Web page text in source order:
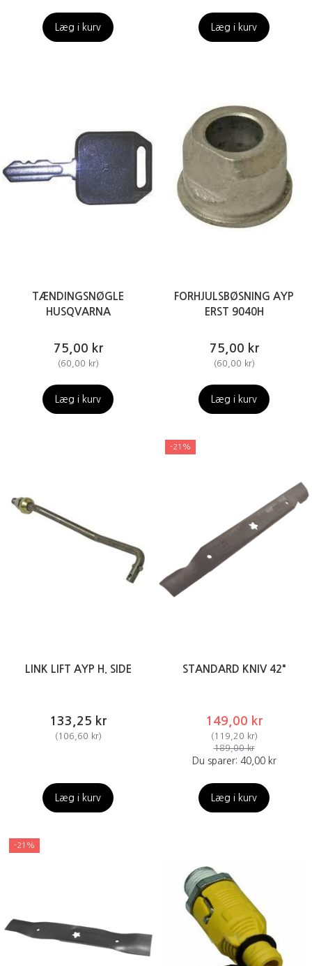
Læg i kurv Læg i kurv
TÆNDINGSNØGLE
HUSQVARNA
75,00 kr
(60,00 kr)
Læg i kurv
FORHJULSBØSNING AYP
ERST 9040H
75,00 kr
(60,00 kr)
Læg i kurv
LINK LIFT AYP H. SIDE
133,25 kr
(106,60 kr)
Læg i kurv
-21%
STANDARD KNIV 42"
149,00 kr
(119,20 kr)
189,00 kr
Du sparer: 40,00 kr
Læg i kurv
-21%